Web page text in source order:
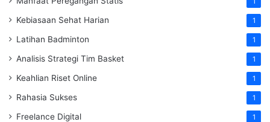
Kebiasaan Sehat Harian 1
Latihan Badminton 1
Analisis Strategi Tim Basket 1
Keahlian Riset Online 1
Rahasia Sukses 1
Freelance Digital 1